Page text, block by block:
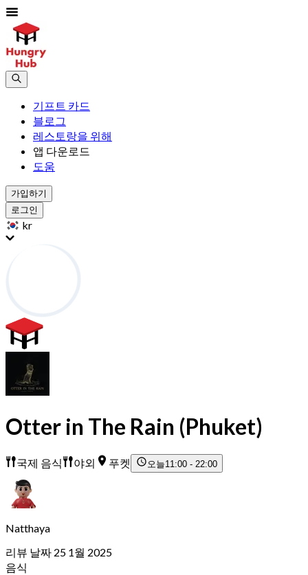
기프트 카드
블로그
레스토랑을 위해
앱 다운로드
도움
가입하기
로그인
kr
Otter in The Rain (Phuket)
국제 음식 야외 푸켓 오늘11:00 - 22:00
Natthaya
리뷰 날짜 25 1월 2025
음식